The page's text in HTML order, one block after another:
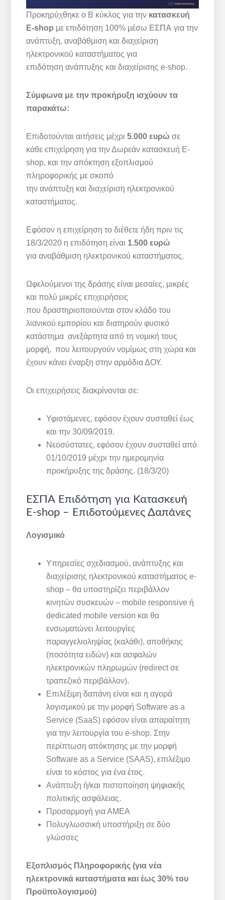
Προκηρύχθηκε ο Β κύκλος για την κατασκευή
E-shop με επιδότηση 100% μέσω ΕΣΠΑ για την
ανάπτυξη, αναβάθμιση και διαχείριση
ηλεκτρονικού καταστήματος για
επιδότηση ανάπτυξης και διαχείρισης e-shop.
Σύμφωνα με την προκήρυξη ισχύουν τα
παρακάτω:
Επιδοτούνται αιτήσεις μέχρι5.000 ευρώ σε
κάθε επιχείρηση για την Δωρεάν κατασκευή E-
shop, και την απόκτηση εξοπλισμού
πληροφορικής με σκοπό
την ανάπτυξη και διαχείριση ηλεκτρονικού
καταστήματος.
Εφόσον η επιχείρηση το διέθετε ήδη πριν τις
18/3/2020 η επιδότηση είναι 1.500 ευρώ
για αναβάθμιση ηλεκτρονικού καταστήματος.
Ωφελούμενοι της δράσης είναι μεσαίες, μικρές
και πολύ μικρές επιχειρήσεις
που δραστηριοποιούνται στον κλάδο του
λιανικού εμπορίου και διατηρούν φυσικό
κατάστημα ανεξάρτητα από τη νομική τους
μορφή, που λειτουργούν νομίμως στη χώρα και
έχουν κάνει έναρξη στην αρμόδια ΔΟΥ.
Οι επιχειρήσεις διακρίνονται σε:
Υφιστάμενες, εφόσον έχουν συσταθεί έως
και την 30/09/2019.
Νεοσύστατες, εφόσον έχουν συσταθεί από
01/10/2019 μέχρι την ημερομηνία
προκήρυξης της δράσης. (18/3/20)
ΕΣΠΑ Επιδότηση για Κατασκευή
E-shop – Επιδοτούμενες Δαπάνες
Λογισμικό
Υπηρεσίες σχεδιασμού, ανάπτυξης και
διαχείρισης ηλεκτρονικού καταστήματος e-
shop – θα υποστηρίζει περιβάλλον
κινητών συσκευών – mobile responsive ή
dedicated mobile version και θα
ενσωματώνει λειτουργίες
παραγγελιοληψίας (καλάθι), αποθήκης
(ποσότητα ειδών) και ασφαλών
ηλεκτρονικών πληρωμών (redirect σε
τραπεζικό περιβάλλον).
Επιλέξιμη δαπάνη είναι και η αγορά
λογισμικού με την μορφή Software as a
Service (SaaS) εφόσον είναι απαραίτητη
για την λειτουργία του e-shop. Στην
περίπτωση απόκτησης με την μορφή
Software as a Service (SAAS), επιλέξιμο
είναι το κόστος για ένα έτος.
Ανάπτυξη ή/και πιστοποίηση ψηφιακής
πολιτικής ασφάλειας.
Προσαρμογή για ΑΜΕΑ
Πολυγλωσσική υποστήριξη σε δύο
γλώσσες
Εξοπλισμός Πληροφορικής (για νέα
ηλεκτρονικά καταστήματα και έως 30% του
Προϋπολογισμού)